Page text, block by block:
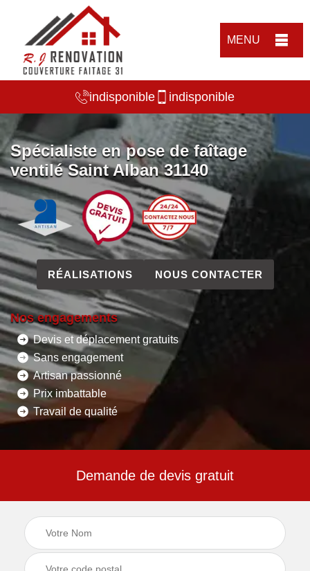
MENU
indisponible indisponible
Spécialiste en pose de faîtage
ventilé Saint Alban 31140
RÉALISATIONS NOUS CONTACTER
Nos engagements
Devis et déplacement gratuits
Sans engagement
Artisan passionné
Prix imbattable
Travail de qualité
Demande de devis gratuit